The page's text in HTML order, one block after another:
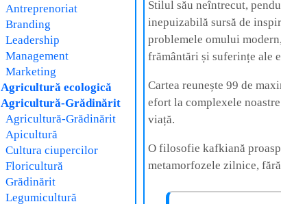
Stilul său neîntrecut,
inepuizabilă sursă de
problemele omului
frământări și suferințe ale
Cartea reunește 99 de
efort la complexele
viață.
O filosofie kafkiană
metamorfozele zilnice,
Antreprenoriat
Branding
Leadership
Management
Marketing
Agricultură ecologică
Agricultură-Grădinărit
Agricultură-Grădinărit
Apicultură
Cultura ciupercilor
Floricultură
Grădinărit
Legumicultură